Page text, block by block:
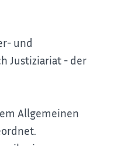
und
Justiziariat - der
Allgemeinen